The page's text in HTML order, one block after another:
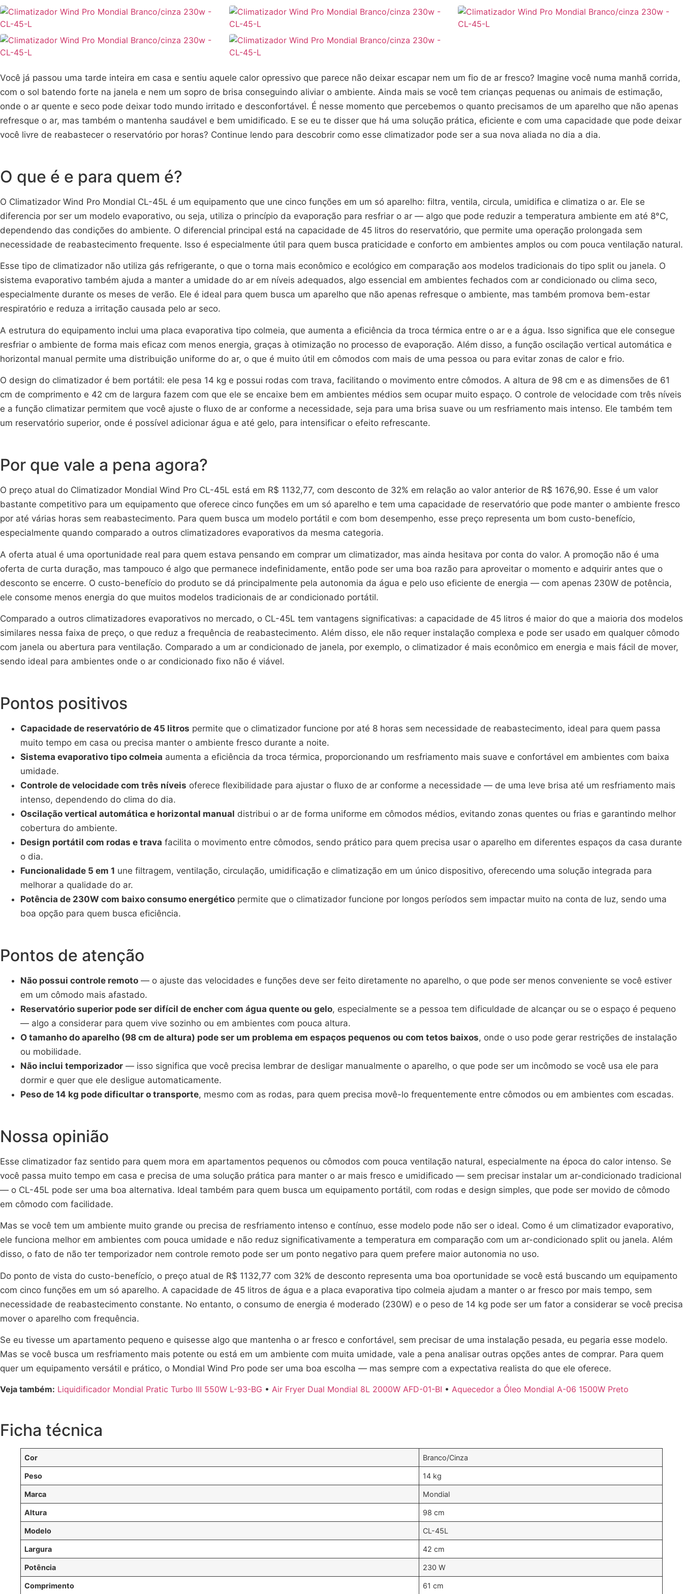
Você já passou uma tarde inteira em casa e sentiu aquele calor opressivo que parece não deixar escapar nem um fio de ar fresco? Imagine você numa manhã corrida,
com o sol batendo forte na janela e nem um sopro de brisa conseguindo aliviar o ambiente. Ainda mais se você tem crianças pequenas ou animais de estimação,
onde o ar quente e seco pode deixar todo mundo irritado e desconfortável. É nesse momento que percebemos o quanto precisamos de um aparelho que não apenas
refresque o ar, mas também o mantenha saudável e bem umidificado. E se eu te disser que há uma solução prática, eficiente e com uma capacidade que pode deixar
você livre de reabastecer o reservatório por horas? Continue lendo para descobrir como esse climatizador pode ser a sua nova aliada no dia a dia.
O que é e para quem é?
O Climatizador Wind Pro Mondial CL-45L é um equipamento que une cinco funções em um só aparelho: filtra, ventila, circula, umidifica e climatiza o ar. Ele se
diferencia por ser um modelo evaporativo, ou seja, utiliza o princípio da evaporação para resfriar o ar — algo que pode reduzir a temperatura ambiente em até 8°C,
dependendo das condições do ambiente. O diferencial principal está na capacidade de 45 litros do reservatório, que permite uma operação prolongada sem
necessidade de reabastecimento frequente. Isso é especialmente útil para quem busca praticidade e conforto em ambientes amplos ou com pouca ventilação natural.
Esse tipo de climatizador não utiliza gás refrigerante, o que o torna mais econômico e ecológico em comparação aos modelos tradicionais do tipo split ou janela. O
sistema evaporativo também ajuda a manter a umidade do ar em níveis adequados, algo essencial em ambientes fechados com ar condicionado ou clima seco,
especialmente durante os meses de verão. Ele é ideal para quem busca um aparelho que não apenas refresque o ambiente, mas também promova bem-estar
respiratório e reduza a irritação causada pelo ar seco.
A estrutura do equipamento inclui uma placa evaporativa tipo colmeia, que aumenta a eficiência da troca térmica entre o ar e a água. Isso significa que ele consegue
resfriar o ambiente de forma mais eficaz com menos energia, graças à otimização no processo de evaporação. Além disso, a função oscilação vertical automática e
horizontal manual permite uma distribuição uniforme do ar, o que é muito útil em cômodos com mais de uma pessoa ou para evitar zonas de calor e frio.
O design do climatizador é bem portátil: ele pesa 14 kg e possui rodas com trava, facilitando o movimento entre cômodos. A altura de 98 cm e as dimensões de 61
cm de comprimento e 42 cm de largura fazem com que ele se encaixe bem em ambientes médios sem ocupar muito espaço. O controle de velocidade com três níveis
e a função climatizar permitem que você ajuste o fluxo de ar conforme a necessidade, seja para uma brisa suave ou um resfriamento mais intenso. Ele também tem
um reservatório superior, onde é possível adicionar água e até gelo, para intensificar o efeito refrescante.
Por que vale a pena agora?
O preço atual do Climatizador Mondial Wind Pro CL-45L está em R$ 1132,77, com desconto de 32% em relação ao valor anterior de R$ 1676,90. Esse é um valor
bastante competitivo para um equipamento que oferece cinco funções em um só aparelho e tem uma capacidade de reservatório que pode manter o ambiente fresco
por até várias horas sem reabastecimento. Para quem busca um modelo portátil e com bom desempenho, esse preço representa um bom custo-benefício,
especialmente quando comparado a outros climatizadores evaporativos da mesma categoria.
A oferta atual é uma oportunidade real para quem estava pensando em comprar um climatizador, mas ainda hesitava por conta do valor. A promoção não é uma
oferta de curta duração, mas tampouco é algo que permanece indefinidamente, então pode ser uma boa razão para aproveitar o momento e adquirir antes que o
desconto se encerre. O custo-benefício do produto se dá principalmente pela autonomia da água e pelo uso eficiente de energia — com apenas 230W de potência,
ele consome menos energia do que muitos modelos tradicionais de ar condicionado portátil.
Comparado a outros climatizadores evaporativos no mercado, o CL-45L tem vantagens significativas: a capacidade de 45 litros é maior do que a maioria dos modelos
similares nessa faixa de preço, o que reduz a frequência de reabastecimento. Além disso, ele não requer instalação complexa e pode ser usado em qualquer cômodo
com janela ou abertura para ventilação. Comparado a um ar condicionado de janela, por exemplo, o climatizador é mais econômico em energia e mais fácil de mover,
sendo ideal para ambientes onde o ar condicionado fixo não é viável.
Pontos positivos
Capacidade de reservatório de 45 litros permite que o climatizador funcione por até 8 horas sem necessidade de reabastecimento, ideal para quem passa
muito tempo em casa ou precisa manter o ambiente fresco durante a noite.
Sistema evaporativo tipo colmeia aumenta a eficiência da troca térmica, proporcionando um resfriamento mais suave e confortável em ambientes com baixa
umidade.
Controle de velocidade com três níveis oferece flexibilidade para ajustar o fluxo de ar conforme a necessidade — de uma leve brisa até um resfriamento mais
intenso, dependendo do clima do dia.
Oscilação vertical automática e horizontal manual distribui o ar de forma uniforme em cômodos médios, evitando zonas quentes ou frias e garantindo melhor
cobertura do ambiente.
Design portátil com rodas e trava facilita o movimento entre cômodos, sendo prático para quem precisa usar o aparelho em diferentes espaços da casa durante
o dia.
Funcionalidade 5 em 1 une filtragem, ventilação, circulação, umidificação e climatização em um único dispositivo, oferecendo uma solução integrada para
melhorar a qualidade do ar.
Potência de 230W com baixo consumo energético permite que o climatizador funcione por longos períodos sem impactar muito na conta de luz, sendo uma
boa opção para quem busca eficiência.
Pontos de atenção
Não possui controle remoto — o ajuste das velocidades e funções deve ser feito diretamente no aparelho, o que pode ser menos conveniente se você estiver
em um cômodo mais afastado.
Reservatório superior pode ser difícil de encher com água quente ou gelo, especialmente se a pessoa tem dificuldade de alcançar ou se o espaço é pequeno
— algo a considerar para quem vive sozinho ou em ambientes com pouca altura.
O tamanho do aparelho (98 cm de altura) pode ser um problema em espaços pequenos ou com tetos baixos, onde o uso pode gerar restrições de instalação
ou mobilidade.
Não inclui temporizador — isso significa que você precisa lembrar de desligar manualmente o aparelho, o que pode ser um incômodo se você usa ele para
dormir e quer que ele desligue automaticamente.
Peso de 14 kg pode dificultar o transporte, mesmo com as rodas, para quem precisa movê-lo frequentemente entre cômodos ou em ambientes com escadas.
Nossa opinião
Esse climatizador faz sentido para quem mora em apartamentos pequenos ou cômodos com pouca ventilação natural, especialmente na época do calor intenso. Se
você passa muito tempo em casa e precisa de uma solução prática para manter o ar mais fresco e umidificado — sem precisar instalar um ar-condicionado tradicional
— o CL-45L pode ser uma boa alternativa. Ideal também para quem busca um equipamento portátil, com rodas e design simples, que pode ser movido de cômodo
em cômodo com facilidade.
Mas se você tem um ambiente muito grande ou precisa de resfriamento intenso e contínuo, esse modelo pode não ser o ideal. Como é um climatizador evaporativo,
ele funciona melhor em ambientes com pouca umidade e não reduz significativamente a temperatura em comparação com um ar-condicionado split ou janela. Além
disso, o fato de não ter temporizador nem controle remoto pode ser um ponto negativo para quem prefere maior autonomia no uso.
Do ponto de vista do custo-benefício, o preço atual de R$ 1132,77 com 32% de desconto representa uma boa oportunidade se você está buscando um equipamento
com cinco funções em um só aparelho. A capacidade de 45 litros de água e a placa evaporativa tipo colmeia ajudam a manter o ar fresco por mais tempo, sem
necessidade de reabastecimento constante. No entanto, o consumo de energia é moderado (230W) e o peso de 14 kg pode ser um fator a considerar se você precisa
mover o aparelho com frequência.
Se eu tivesse um apartamento pequeno e quisesse algo que mantenha o ar fresco e confortável, sem precisar de uma instalação pesada, eu pegaria esse modelo.
Mas se você busca um resfriamento mais potente ou está em um ambiente com muita umidade, vale a pena analisar outras opções antes de comprar. Para quem
quer um equipamento versátil e prático, o Mondial Wind Pro pode ser uma boa escolha — mas sempre com a expectativa realista do que ele oferece.
Veja também: Liquidificador Mondial Pratic Turbo III 550W L-93-BG • Air Fryer Dual Mondial 8L 2000W AFD-01-BI • Aquecedor a Óleo Mondial A-06 1500W Preto
Ficha técnica
Cor Branco/Cinza
Peso 14 kg
Marca Mondial
Altura 98 cm
Modelo CL-45L
Largura 42 cm
Potência 230 W
Comprimento 61 cm